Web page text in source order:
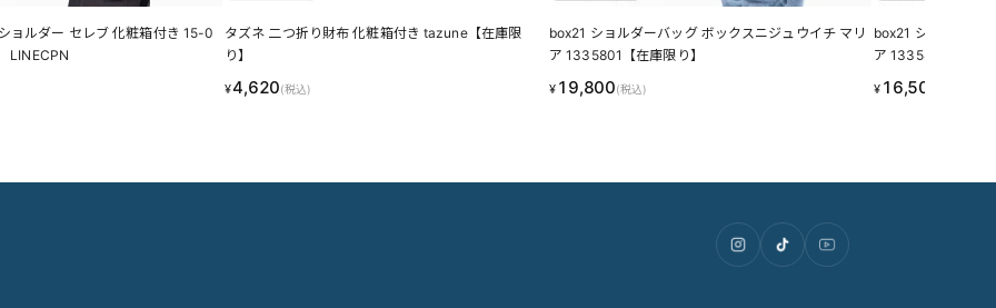
ョルダー セレブ 化粧箱付き 15-0
LINECPN
タズネ 二つ折り財布 化粧箱付き tazune【在庫限
り】
¥4,620(税込)
box21 ショルダーバッグ ボックスニジュウイチ マリ
ア 1335801【在庫限り】
¥ 19,800(税込)
box21 ショルダー
ア 1335800【在庫
¥ 16,500